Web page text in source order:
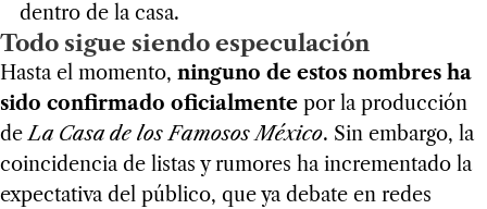
dentro de la casa.
Todo sigue siendo especulación
Hasta el momento, ninguno de estos nombres ha
sido confirmado oficialmente por la producción
deLa Casa de los Famosos México. Sin embargo, la
coincidencia de listas y rumores ha incrementado la
expectativa del público, que ya debate en redes